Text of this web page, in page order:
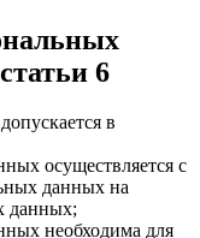
6
в
осуществляется с
данных на
данных;
необходима для